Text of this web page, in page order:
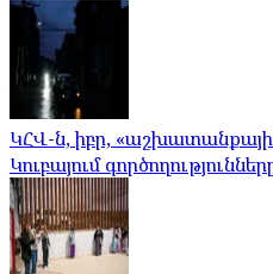
ԿՀՎ-ն, իբր,
Կուբայում